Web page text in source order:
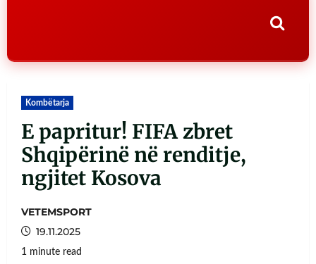
Kombëtarja
E papritur! FIFA zbret
Shqipërinë në renditje,
ngjitet Kosova
VETEMSPORT
19.11.2025
1 minute read